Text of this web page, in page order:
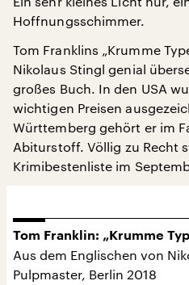
Hoffnungsschimmer.
Tom Franklins „Krumme
Nikolaus Stingl genial
großes Buch. In den USA
wichtigen Preisen
Württemberg gehört er im
Abiturstoff. Völlig zu Recht
Krimibestenliste im
Tom Franklin: „Krumme
Aus dem Englischen von
Pulpmaster, Berlin 2018